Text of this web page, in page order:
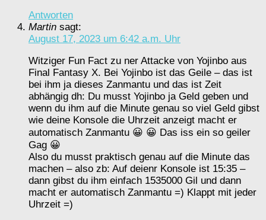
Antworten
Martin sagt:
August 17, 2023 um 6:42 a.m. Uhr
Witziger Fun Fact zu ner Attacke von Yojinbo aus
Final Fantasy X. Bei Yojinbo ist das Geile – das ist
bei ihm ja dieses Zanmantu und das ist Zeit
abhängig dh: Du musst Yojinbo ja Geld geben und
wenn du ihm auf die Minute genau so viel Geld gibst
wie deine Konsole die Uhrzeit anzeigt macht er
automatisch Zanmantu 😀 😀 Das iss ein so geiler
Gag 😀
Also du musst praktisch genau auf die Minute das
machen – also zb: Auf deienr Konsole ist 15:35 –
dann gibst du ihm einfach 1535000 Gil und dann
macht er automatisch Zanmantu =) Klappt mit jeder
Uhrzeit =)